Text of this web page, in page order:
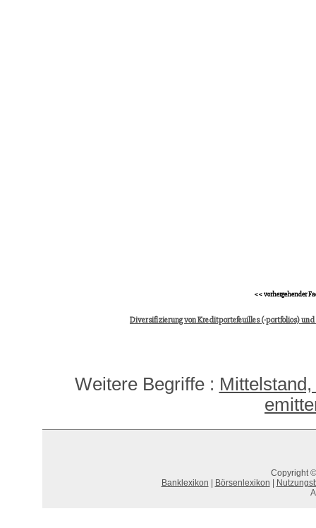
<< vorhergehender
Diversifizierung von Kreditportefeuilles (-portfolios) und
Weitere Begriffe :
Copyright
Banklexikon
Börsenlexikon